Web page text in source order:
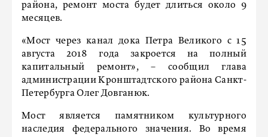
района, ремонт моста будет длиться около 9
месяцев.
«Мост через канал дока Петра Великого с 15
августа 2018 года закроется на полный
капитальный ремонт», – сообщил глава
администрации Кронштадтского района Санкт-
Петербурга Олег Довганюк.
Мост является памятником культурного
наследия федерального значения. Во время